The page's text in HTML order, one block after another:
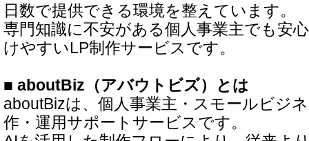
日数で提供できる環境を整えています。
専門知識に不安がある個人事業主でも安
けやすいLP制作サービスです。
■ aboutBiz（アバウトビズ）とは
aboutBizは、個人事業主・スモールビジ
作・運用サポートサービスです。